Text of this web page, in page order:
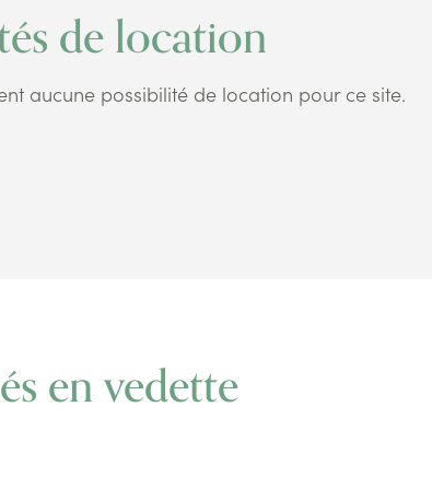
de location
aucune possibilité de location pour ce site.
en vedette